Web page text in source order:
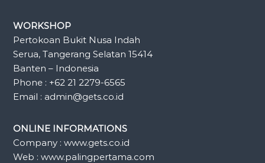
WORKSHOP
Pertokoan Bukit Nusa Indah
Serua, Tangerang Selatan 15414
Banten – Indonesia
Phone : +62 21 2279-6565
Email : admin@gets.co.id
ONLINE INFORMATIONS
Company : www.gets.co.id
Web : www.palingpertama.com